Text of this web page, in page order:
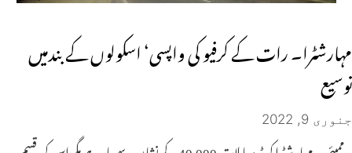
مہارشٹرا۔ رات کے کرفیو کی واپسی‘ اسکولوں کے بندمیں
توسیع
جنوری 9, 2022